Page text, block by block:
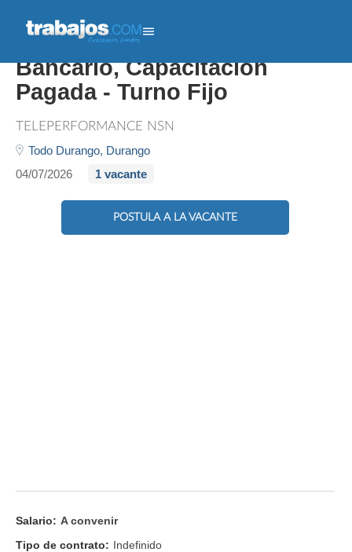
Sin Experiencia, Ejecutivo
Bancario, Capacitación
Pagada - Turno Fijo
TELEPERFORMANCE NSN
Todo Durango, Durango
04/07/2026
1 vacante
POSTULA A LA VACANTE
Salario: A convenir
Tipo de contrato: Indefinido